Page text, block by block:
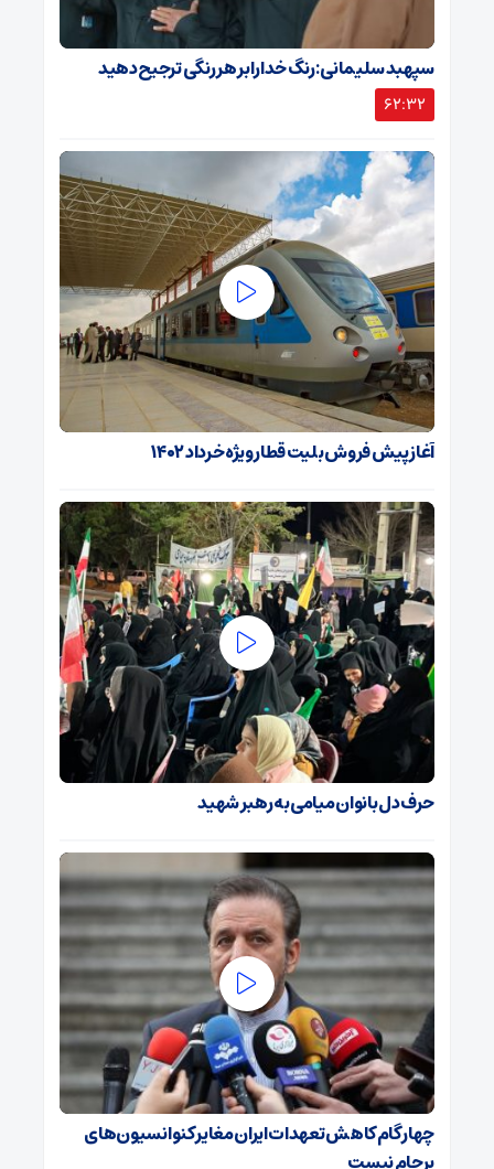
سپهبد سلیمانی: رنگ خدا را بر هر رنگی ترجیح دهید
62:32
آغاز پیش فروش بلیت قطار ویژه خرداد ۱۴۰۲
حرف دل بانوان میامی به رهبر شهید
چهار گام کاهش تعهدات ایران مغایر کنوانسیون‌های
برجام نیست